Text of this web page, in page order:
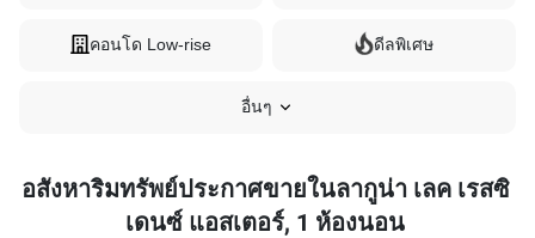
คอนโด Low-rise ดีลพิเศษ
อื่นๆ
อสังหาริมทรัพย์ประกาศขายในลากูน่า เลค เรสซิ
เดนซ์ แอสเตอร์, 1 ห้องนอน